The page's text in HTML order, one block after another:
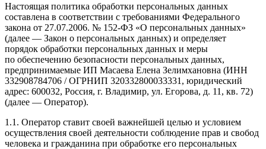
Настоящая политика обработки персональных данных
составлена в соответствии с требованиями Федерального
закона от 27.07.2006. № 152-ФЗ «О персональных данных»
(далее — Закон о персональных данных) и определяет
порядок обработки персональных данных и меры
по обеспечению безопасности персональных данных,
предпринимаемые ИП Масаева Елена Зелимхановна (ИНН
332908784706 / ОГРНИП 320332800033331, юридический
адрес: 600032, Россия, г. Владимир, ул. Егорова, д. 11, кв. 72)
(далее — Оператор).
1.1. Оператор ставит своей важнейшей целью и условием
осуществления своей деятельности соблюдение прав и свобод
человека и гражданина при обработке его персональных